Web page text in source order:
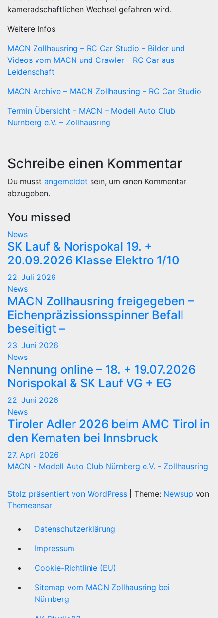
kameradschaftlichen Wechsel gefahren wird.
Weitere Infos
MACN Zollhausring – RC Car Studio – Bilder und
Videos vom MACN und Crawler – RC Car aus
Leidenschaft
MACN Archive – MACN Zollhausring – RC Car Studio
Termin Übersicht – MACN – Modell Auto Club
Nürnberg e.V. – Zollhausring
Schreibe einen Kommentar
Du musst angemeldet sein, um einen Kommentar
abzugeben.
You missed
News
SK Lauf & Norispokal 19. +
20.09.2026 Klasse Elektro 1/10
22. Juli 2026
News
MACN Zollhausring freigegeben –
Eichenpräzissionsspinner Befall
beseitigt –
23. Juni 2026
News
Nennung online – 18. + 19.07.2026
Norispokal & SK Lauf VG + EG
22. Juni 2026
News
Tiroler Adler 2026 beim AMC Tirol in
den Kematen bei Innsbruck
27. April 2026
MACN - Modell Auto Club Nürnberg e.V. - Zollhausring
Stolz präsentiert von WordPress Theme: Newsup von
Themeansar
Datenschutzerklärung
Impressum
Cookie-Richtlinie (EU)
Sitemap vom MACN Zollhausring bei
Nürnberg